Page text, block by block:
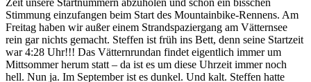
Stimmung einzufangen beim Start des Mountainbike-Rennens. Am
Freitag haben wir außer einem Strandspaziergang am Vätternsee
rein gar nichts gemacht. Steffen ist früh ins Bett, denn seine Startzeit
war 4:28 Uhr!!! Das Vätternrundan findet eigentlich immer um
Mittsommer herum statt – da ist es um diese Uhrzeit immer noch
hell. Nun ja. Im September ist es dunkel. Und kalt. Steffen hatte